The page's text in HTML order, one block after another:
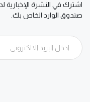
اشترك في النشرة الإخبارية
صندوق الوارد الخاص بك.